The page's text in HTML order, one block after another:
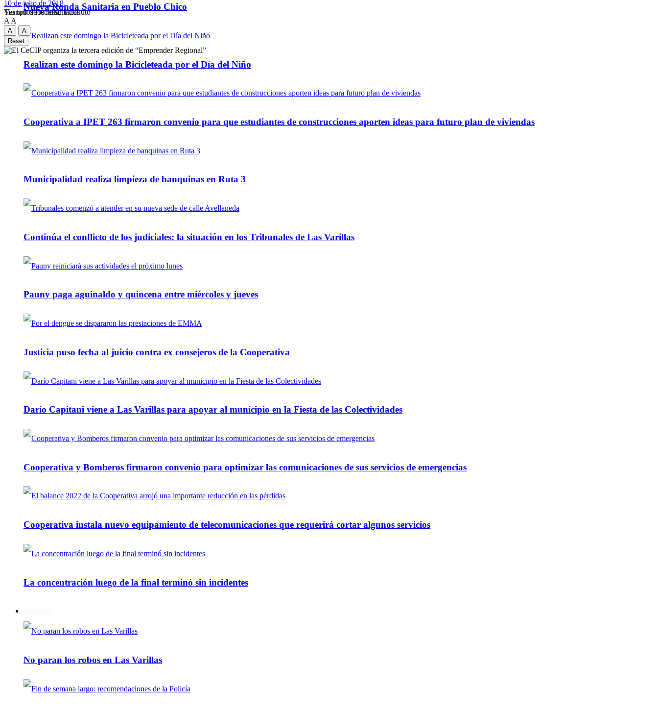
Nueva Ronda Sanitaria en Pueblo Chico
Realizan este domingo la Bicicleteada por el Día del Niño
Cooperativa a IPET 263 firmaron convenio para que estudiantes de construcciones aporten ideas para futuro plan de viviendas
Municipalidad realiza limpieza de banquinas en Ruta 3
Continúa el conflicto de los judiciales: la situación en los Tribunales de Las Varillas
Pauny paga aguinaldo y quincena entre miércoles y jueves
Justicia puso fecha al juicio contra ex consejeros de la Cooperativa
Darío Capitani viene a Las Varillas para apoyar al municipio en la Fiesta de las Colectividades
Cooperativa y Bomberos firmaron convenio para optimizar las comunicaciones de sus servicios de emergencias
Cooperativa instala nuevo equipamiento de telecomunicaciones que requerirá cortar algunos servicios
La concentración luego de la final terminó sin incidentes
No paran los robos en Las Varillas
Ver todos los ressultados
10 de julio de 2018
Tiempo de lectura: 1 minuto
A A
A
A
Reset